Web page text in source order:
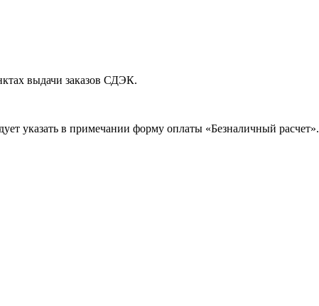
выдачи заказов СДЭК.
указать в примечании форму оплаты «Безналичный расчет».